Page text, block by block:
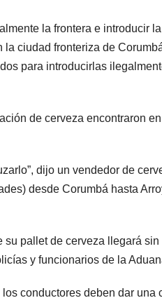
la frontera e introducir
ciudad fronteriza de
para introducirlas
de cerveza encontraron
dijo un vendedor de
desde Corumbá hasta
pallet de cerveza llegará
y funcionarios de la
conductores deben dar una